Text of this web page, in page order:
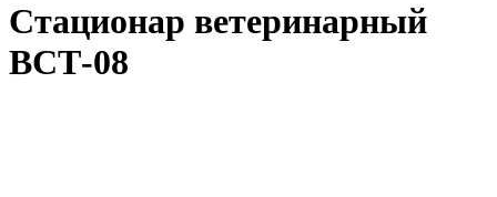
Стационар ветеринарный
ВСТ-08